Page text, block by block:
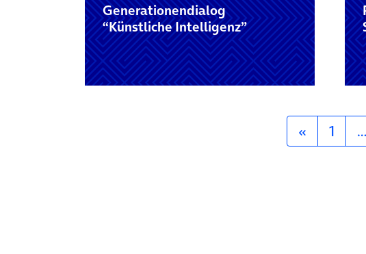
Generationendialog
“Künstliche Intelligenz”
« 1 …